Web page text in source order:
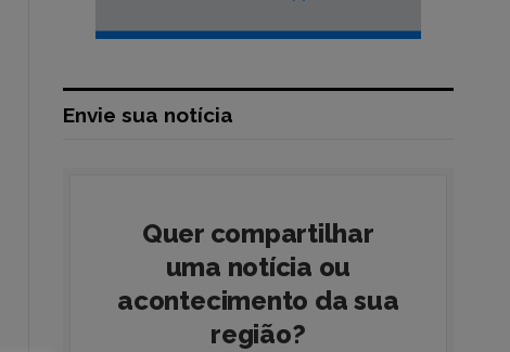
Envie sua notícia
Quer compartilhar
uma notícia ou
acontecimento da sua
região?